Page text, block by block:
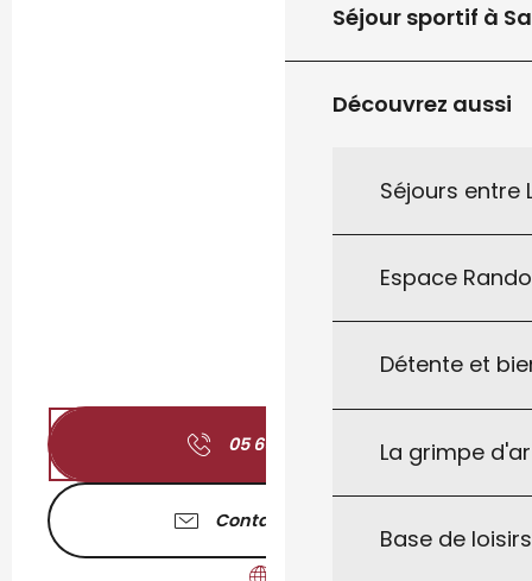
Séjour sportif à
Découvrez aussi
Séjours entre
Espace
Détente et
La grimpe
Base de
05 65 31 27
Contactez-nous